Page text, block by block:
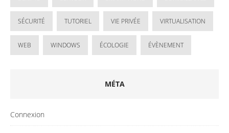
SÉCURITÉ TUTORIEL VIE PRIVÉE VIRTUALISATION
WEB WINDOWS ÉCOLOGIE ÉVÈNEMENT
MÉTA
Connexion